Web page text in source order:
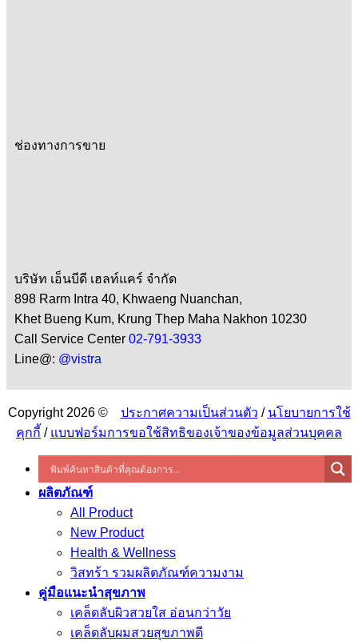
ช่องทางการขาย
บริษัท เอ็นบีดี เฮลท์แคร์ จำกัด
898 Rarm Intra 40, Khwaeng Nuanchan,
Khet Bueng Kum, Krung Thep Maha Nakhon 10230
Call Service Center 02-791-3933
Line@: @vistra
Copyright 2026 © ประกาศความเป็นส่วนตัว / นโยบายการใช้
คุกกี้ / แบบฟอร์มการขอใช้สิทธิของเจ้าของข้อมูลส่วนบุคคล
ผลิตภัณฑ์
All Product
New Product
Health & Wellness
วิสทร้า รวมผลิตภัณฑ์ความงาม
คู่มือแนะนำสุขภาพ
เคล็ดลับผิวสวยใส อ่อนกว่าวัย
เคล็ดลับผมสวยสุขภาพดี